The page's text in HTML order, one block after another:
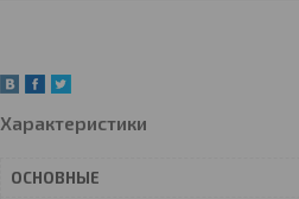
Характеристики
ОСНОВНЫЕ